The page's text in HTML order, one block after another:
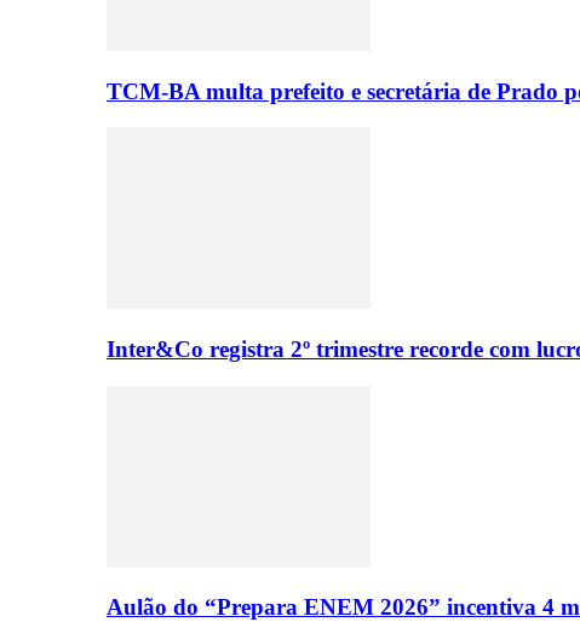
TCM-BA multa prefeito e secretária de Prado
Inter&Co registra 2º trimestre recorde com
Aulão do “Prepara ENEM 2026” incentiva 4